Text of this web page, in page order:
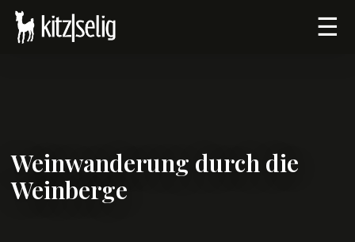
☰
Weinwanderung durch die
Weinberge